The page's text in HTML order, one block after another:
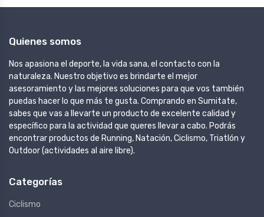
Quienes somos
Nos apasiona el deporte, la vida sana, el contacto con la
naturaleza. Nuestro objetivo es brindarte el mejor
asesoramiento y las mejores soluciones para que vos también
puedas hacer lo que más te gusta. Comprando en Sumitate,
sabes que vas a llevarte un producto de excelente calidad y
específico para la actividad que queres llevar a cabo. Podrás
encontrar productos de Running, Natación, Ciclismo, Triatlón y
Outdoor (actividades al aire libre).
Categorías
Ciclismo